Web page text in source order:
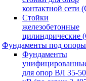
контактной сети
Стойки
железобетонные
цилиндрические
Фундаменты под опоры
Фундаменты
для опор ВЛ 35-